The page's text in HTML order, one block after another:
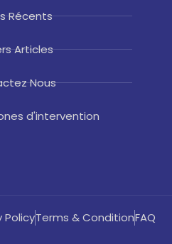
Récents
Articles
Nous
d'intervention
PolicyTerms & ConditionFAQ